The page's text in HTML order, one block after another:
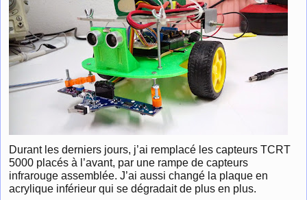
Durant les derniers jours, j’ai remplacé les capteurs TCRT
5000 placés à l’avant, par une rampe de capteurs
infrarouge assemblée. J’ai aussi changé la plaque en
acrylique inférieur qui se dégradait de plus en plus.